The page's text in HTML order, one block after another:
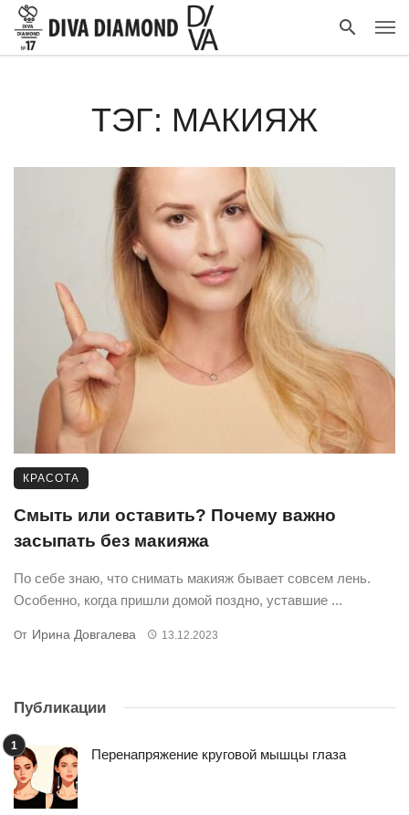
ТЭГ: МАКИЯЖ
КРАСОТА
Смыть или оставить? Почему важно
засыпать без макияжа
По себе знаю, что снимать макияж бывает совсем лень.
Особенно, когда пришли домой поздно, уставшие ...
От Ирина Довгалева 13.12.2023
Публикации
Перенапряжение круговой мышцы глаза